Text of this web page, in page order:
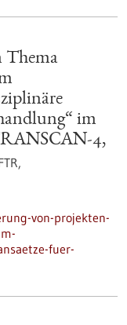
Thema
im
4,
von-projekten-
fuer-